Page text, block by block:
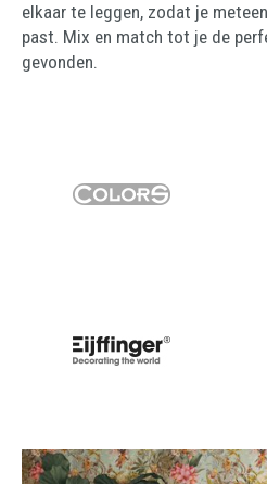
elkaar te leggen, zodat je
past. Mix en match tot je de
gevonden.